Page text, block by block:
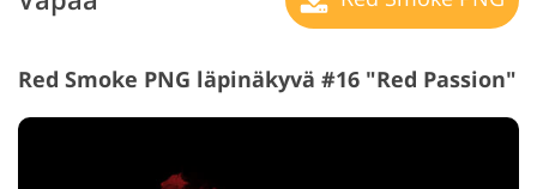
Red Smoke PNG läpinäkyvä #16 "Red Passion"